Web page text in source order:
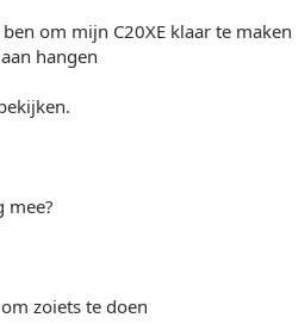
om mijn C20XE klaar te maken
hangen
mee?
zoiets te doen